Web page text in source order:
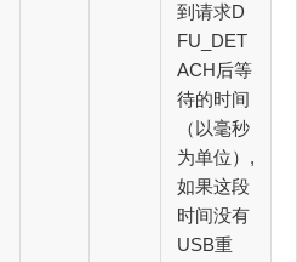
到请求D
FU_DET
ACH后等
待的时间
（以毫秒
为单位）,
如果这段
时间没有
USB重